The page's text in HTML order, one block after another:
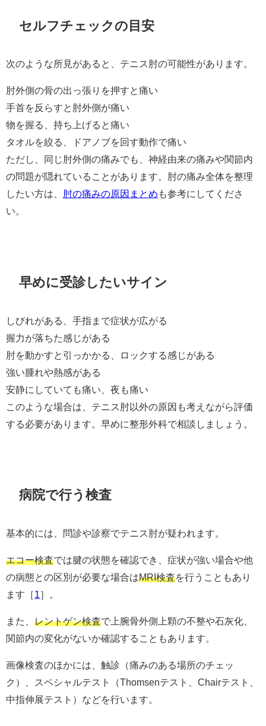
セルフチェックの目安
次のような所見があると、テニス肘の可能性があります。
肘外側の骨の出っ張りを押すと痛い
手首を反らすと肘外側が痛い
物を握る、持ち上げると痛い
タオルを絞る、ドアノブを回す動作で痛い
ただし、同じ肘外側の痛みでも、神経由来の痛みや関節内
の問題が隠れていることがあります。肘の痛み全体を整理
したい方は、
肘の痛みの原因まとめ も参考にしてくださ
い。
早めに受診したいサイン
しびれがある、手指まで症状が広がる
握力が落ちた感じがある
肘を動かすと引っかかる、ロックする感じがある
強い腫れや熱感がある
安静にしていても痛い、夜も痛い
このような場合は、テニス肘以外の原因も考えながら評価
する必要があります。早めに整形外科で相談しましょう。
病院で行う検査
基本的には、問診や診察でテニス肘が疑われます。
エコー検査では腱の状態を確認でき、症状が強い場合や他
の病態との区別が必要な場合はMRI検査を行うこともあり
ます［1］。
また、 レントゲン検査で上腕骨外側上顆の不整や石灰化、
関節内の変化がないか確認することもあります。
画像検査のほかには、触診（痛みのある場所のチェッ
ク）、スペシャルテスト（Thomsenテスト、Chairテスト、
中指伸展テスト）などを行います。